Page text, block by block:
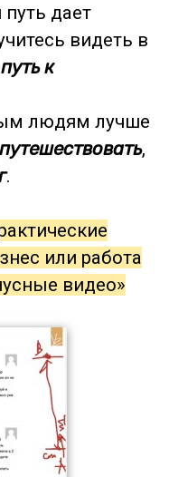
дает
видеть в
путь к
людям лучше
путешествовать,
.
или работа
видео»